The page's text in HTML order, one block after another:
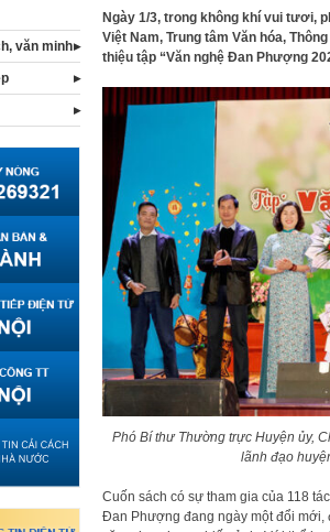
Ngày 1/3, trong không khí vui tươi,
Việt Nam, Trung tâm Văn hóa,
thiệu tập “Văn nghệ Đan Phượng
Phó Bí thư Thường trực Huyện ủy,
lãnh đạo
Cuốn sách có sự tham gia của 118
Đan Phượng đang ngày một đổi
văn minh